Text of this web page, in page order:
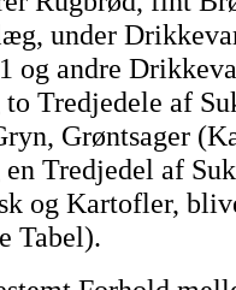
under
og andre
Tredjedele af
Grøntsager
Tredjedel af
og Kartofler,
Tabel).